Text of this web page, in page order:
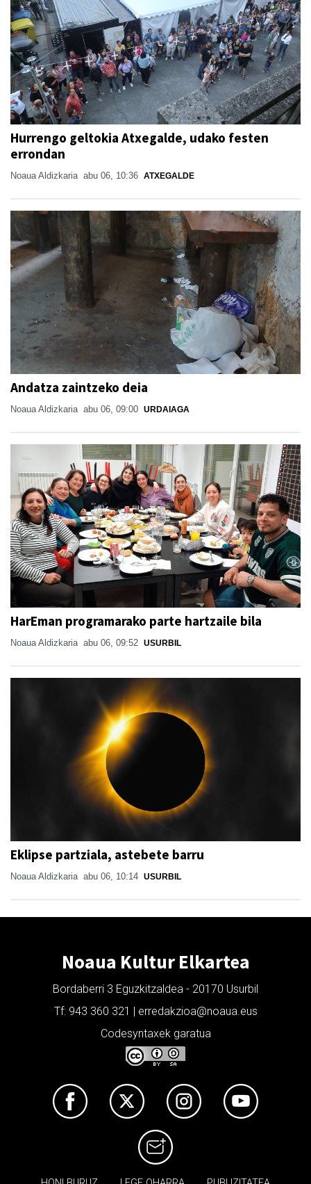
Hurrengo geltokia Atxegalde, udako festen
errondan
Noaua Aldizkaria abu 06, 10:36 ATXEGALDE
Andatza zaintzeko deia
Noaua Aldizkaria abu 06, 09:00 URDAIAGA
HarEman programarako parte hartzaile bila
Noaua Aldizkaria abu 06, 09:52 USURBIL
Eklipse partziala, astebete barru
Noaua Aldizkaria abu 06, 10:14 USURBIL
Noaua Kultur Elkartea
Bordaberri 3 Eguzkitzaldea - 20170 Usurbil
Tf: 943 360 321 | erredakzioa@noaua.eus
Codesyntaxek garatua